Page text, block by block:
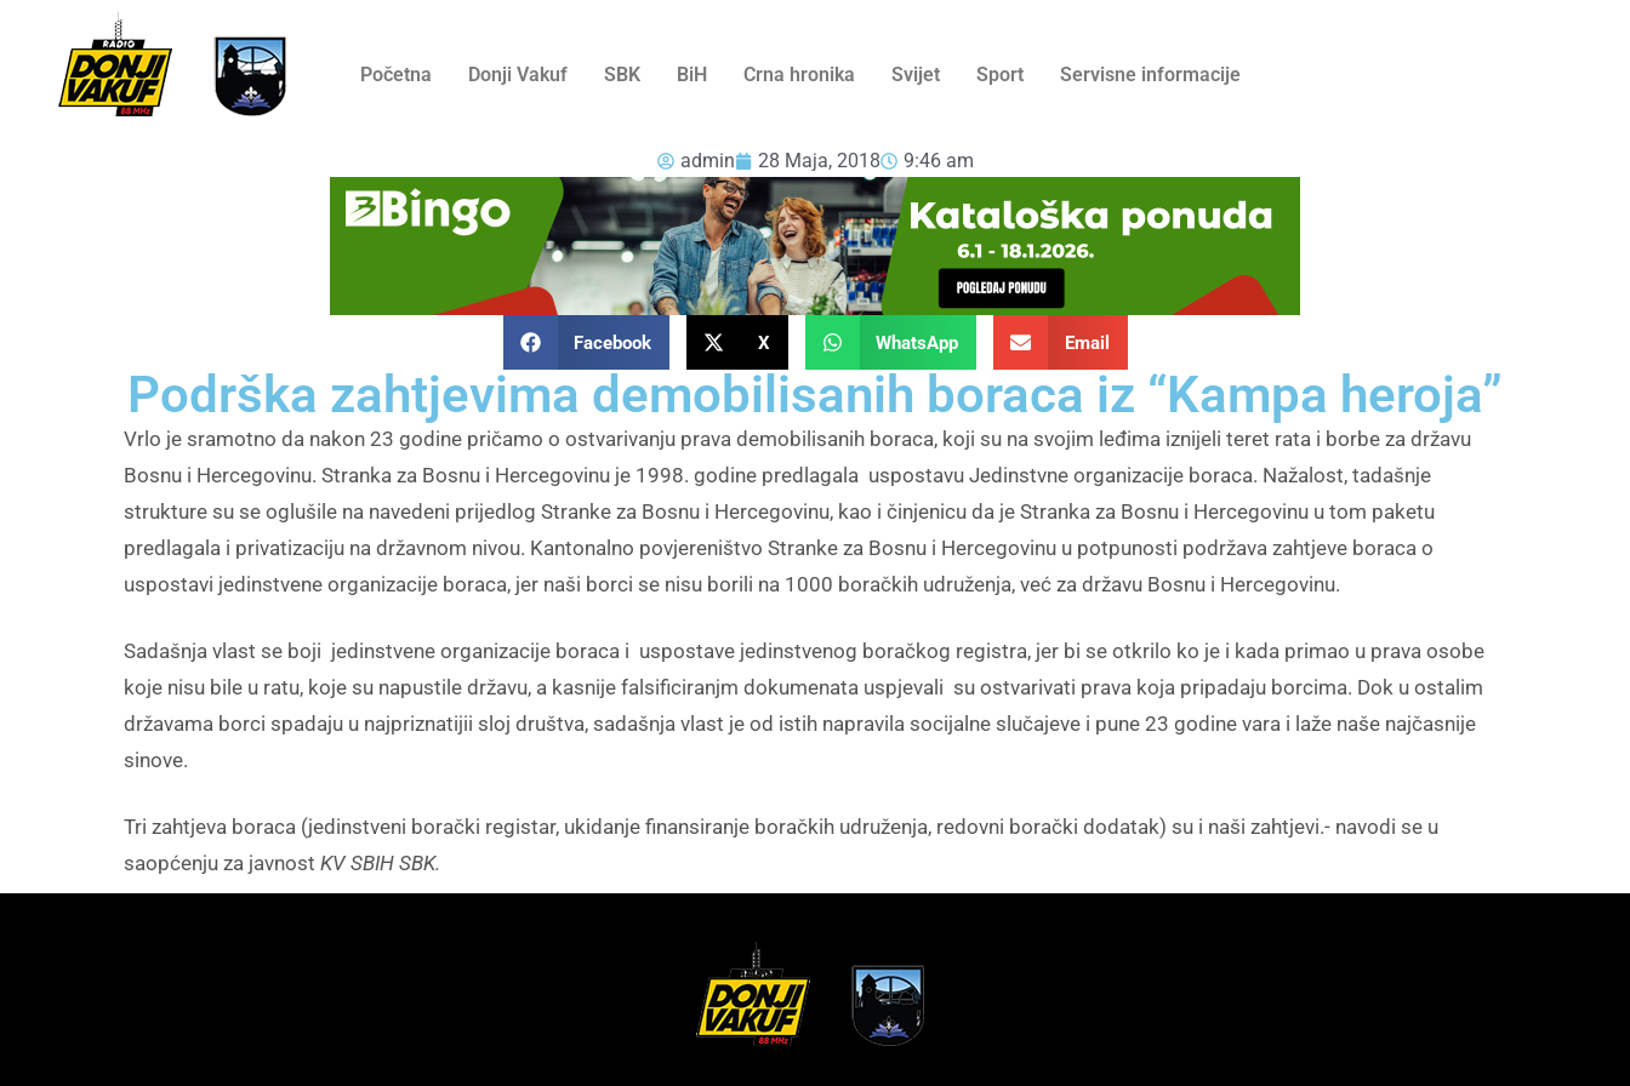
Početna Donji Vakuf SBK BiH Crna hronika Svijet Sport Servisne informacije
admin 28 Maja, 2018 9:46 am
Facebook X WhatsApp Email
Podrška zahtjevima demobilisanih boraca iz “Kampa heroja”
Vrlo je sramotno da nakon 23 godine pričamo o ostvarivanju prava demobilisanih boraca, koji su na svojim leđima iznijeli teret rata i borbe za državu
Bosnu i Hercegovinu. Stranka za Bosnu i Hercegovinu je 1998. godine predlagala uspostavu Jedinstvne organizacije boraca. Nažalost, tadašnje
strukture su se oglušile na navedeni prijedlog Stranke za Bosnu i Hercegovinu, kao i činjenicu da je Stranka za Bosnu i Hercegovinu u tom paketu
predlagala i privatizaciju na državnom nivou. Kantonalno povjereništvo Stranke za Bosnu i Hercegovinu u potpunosti podržava zahtjeve boraca o
uspostavi jedinstvene organizacije boraca, jer naši borci se nisu borili na 1000 boračkih udruženja, već za državu Bosnu i Hercegovinu.
Sadašnja vlast se boji jedinstvene organizacije boraca i uspostave jedinstvenog boračkog registra, jer bi se otkrilo ko je i kada primao u prava osobe
koje nisu bile u ratu, koje su napustile državu, a kasnije falsificiranjm dokumenata uspjevali su ostvarivati prava koja pripadaju borcima. Dok u ostalim
državama borci spadaju u najpriznatijii sloj društva, sadašnja vlast je od istih napravila socijalne slučajeve i pune 23 godine vara i laže naše najčasnije
sinove.
Tri zahtjeva boraca (jedinstveni borački registar, ukidanje finansiranje boračkih udruženja, redovni borački dodatak) su i naši zahtjevi.- navodi se u
saopćenju za javnost KV SBIH SBK.